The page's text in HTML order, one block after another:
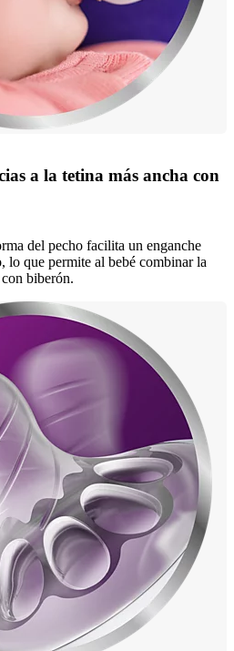
a la tetina más ancha con
del pecho facilita un enganche
lo que permite al bebé combinar la
biberón.